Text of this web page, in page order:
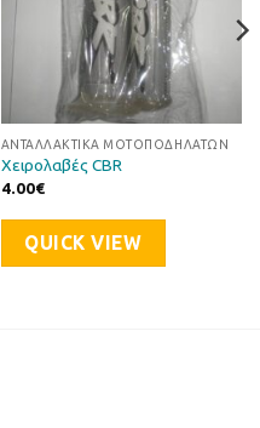
ΑΝΤΑΛΛΑΚΤΙΚΆ ΜΟΤΟΠΟΔΗΛΆΤΩΝ
Χειρολαβές CBR
4.00€
QUICK VIEW